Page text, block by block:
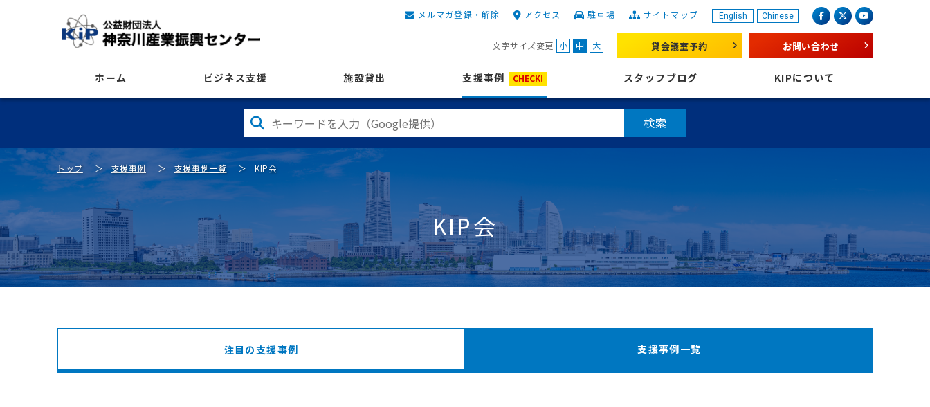
KIP | 公益財団法人 神奈川産業振興センター English Chinese facebookX（旧 twitter）
youtube
メルマガ登録・解除 アクセス 駐車場 サイトマップ
文字サイズ変更 小 中 大 貸会議室予約 お問い合わせ
ホーム ビジネス支援 施設貸出 支援事例 CHECK! スタッフブログ KIPについて
検索
トップ 支援事例 支援事例一覧 KIP会
KIP会
注目の支援事例 支援事例一覧